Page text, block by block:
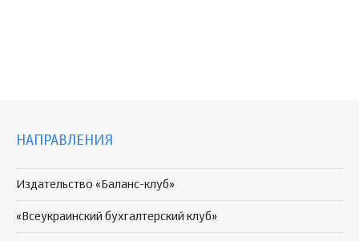
НАПРАВЛЕНИЯ
Издательство «Баланс-клуб»
«Всеукраинский бухгалтерский клуб»